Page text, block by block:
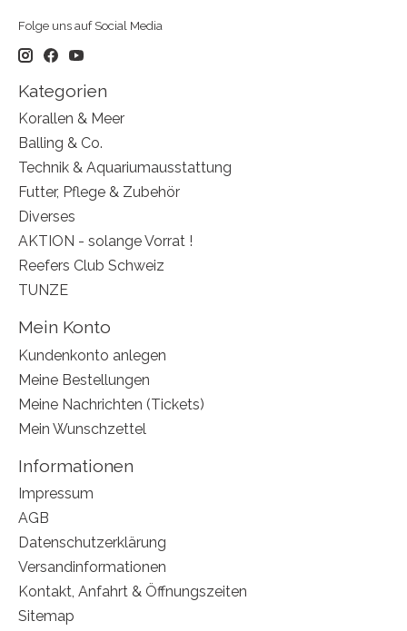
Folge uns auf Social Media
Kategorien
Korallen & Meer
Balling & Co.
Technik & Aquariumausstattung
Futter, Pflege & Zubehör
Diverses
AKTION - solange Vorrat !
Reefers Club Schweiz
TUNZE
Mein Konto
Kundenkonto anlegen
Meine Bestellungen
Meine Nachrichten (Tickets)
Mein Wunschzettel
Informationen
Impressum
AGB
Datenschutzerklärung
Versandinformationen
Kontakt, Anfahrt & Öffnungszeiten
Sitemap